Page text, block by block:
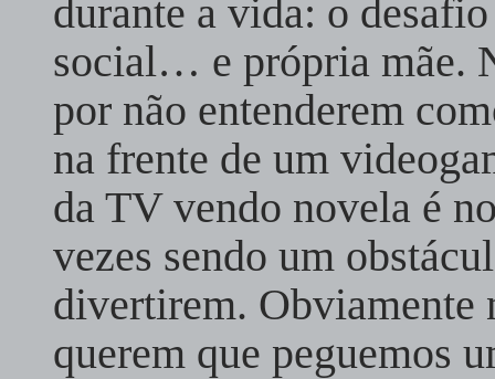
durante a vida: o
social… e própria mãe.
por não entenderem
na frente de um
da TV vendo novela é
vezes sendo um
divertirem. Obviamente
querem que peguemos